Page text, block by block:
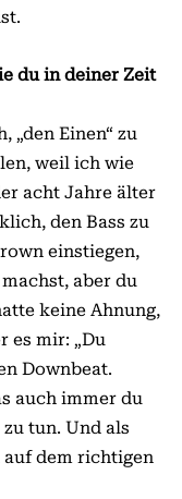
du in deiner Zeit
„den Einen“ zu
weil ich wie
acht Jahre älter
den Bass zu
einstiegen,
aber du
keine Ahnung,
es mir: „Du
Downbeat.
auch immer du
tun. Und als
auf dem richtigen